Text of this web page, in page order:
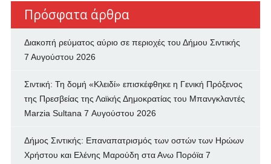
Πρόσφατα άρθρα
Διακοπή ρεύματος αύριο σε περιοχές του Δήμου Σιντικής
7 Αυγούστου 2026
Σιντική: Τη δομή «Κλειδί» επισκέφθηκε η Γενική Πρόξενος
της Πρεσβείας της Λαϊκής Δημοκρατίας του Μπανγκλαντές
Marzia Sultana 7 Αυγούστου 2026
Δήμος Σιντικής: Επαναπατρισμός των oστών των Ηρώων
Χρήστου και Ελένης Μαρούδη στα Ανω Πορόϊα 7